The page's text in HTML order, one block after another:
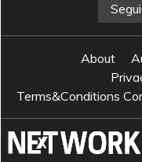
About
Terms&Conditions